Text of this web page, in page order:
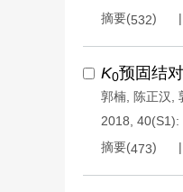
摘要(532)
K0预固结
郭楠 陈正汉
2018, 40(S1):
摘要(473)